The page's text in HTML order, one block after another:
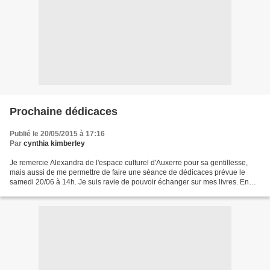
Prochaine dédicaces
Publié le 20/05/2015 à 17:16
Par cynthia kimberley
Je remercie Alexandra de l'espace culturel d'Auxerre pour sa gentillesse,
mais aussi de me permettre de faire une séance de dédicaces prévue le
samedi 20/06 à 14h. Je suis ravie de pouvoir échanger sur mes livres. En